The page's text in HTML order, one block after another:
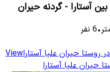
آستارا - گردنه حیران
•
6 نفر
روستا حیران علیا آستاراView
حیران علیا آستارا